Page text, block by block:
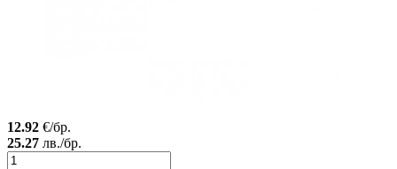
12.92 €/бр.
25.27 лв./бр.